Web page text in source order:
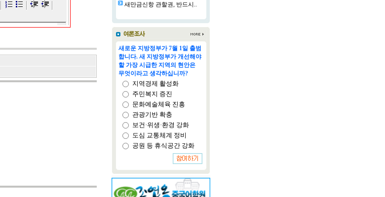
새만금신항 관할권, 반드시..
새로운 지방정부가 7월 1일 출범
합니다. 새 지방정부가 개선해야
할 가장 시급한 지역의 현안은
무엇이라고 생각하십니까?
지역경제 활성화
주민복지 증진
문화예술체육 진흥
관광기반 확충
보건·위생·환경 강화
도심 교통체계 정비
공원 등 휴식공간 강화